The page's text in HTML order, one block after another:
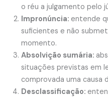
o réu a julgamento pelo
Impronúncia: entende
suficientes e não
momento.
Absolvição sumária:
situações previstas em
comprovada uma causa
Desclassificação: